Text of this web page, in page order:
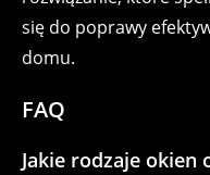
się do poprawy
domu.
FAQ
Jakie rodzaje okien